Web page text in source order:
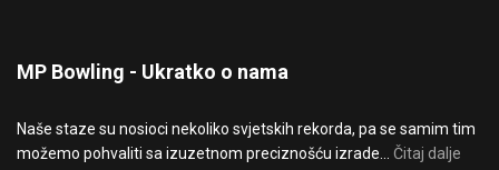
MP Bowling - Ukratko o nama
Naše staze su nosioci nekoliko svjetskih rekorda, pa se samim tim
možemo pohvaliti sa izuzetnom preciznošću izrade... Čitaj dalje